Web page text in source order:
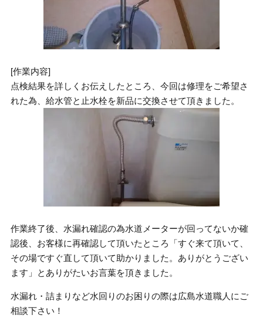
[作業内容]
点検結果を詳しくお伝えしたところ、今回は修理をご希望さ
れた為、給水管と止水栓を新品に交換させて頂きました。
作業終了後、水漏れ確認の為水道メーターが回ってないか確
認後、お客様に再確認して頂いたところ「すぐ来て頂いて、
その場ですぐ直して頂いて助かりました。ありがとうござい
ます」とありがたいお言葉を頂きました。
水漏れ・詰まりなど水回りのお困りの際は広島水道職人にご
相談下さい！